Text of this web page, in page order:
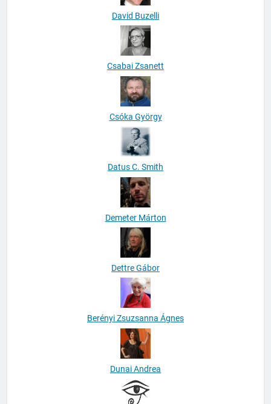
David Buzelli
Csabai Zsanett
Csóka György
Datus C. Smith
Demeter Márton
Dettre Gábor
Berényi Zsuzsanna Ágnes
Dunai Andrea